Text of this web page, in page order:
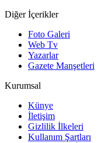
Diğer İçerikler
Foto Galeri
Web Tv
Yazarlar
Gazete Manşetleri
Kurumsal
Künye
İletişim
Gizlilik İlkeleri
Kullanım Şartları